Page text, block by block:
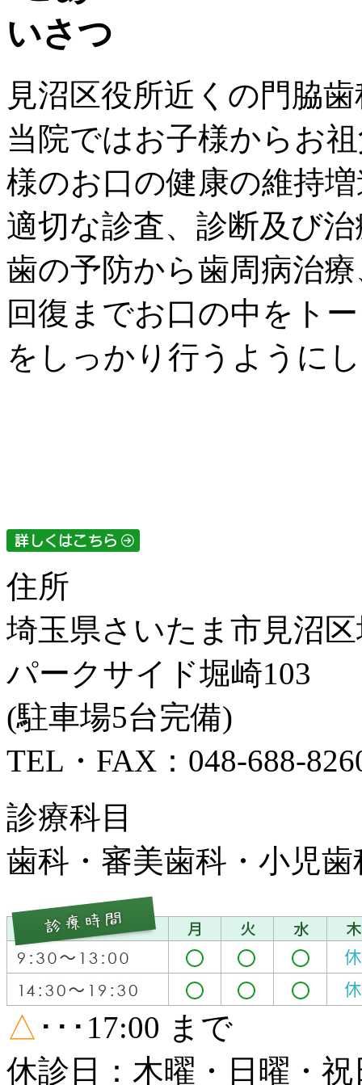
見沼区役所近くの門脇
当院ではお子様からお
様のお口の健康の維持
適切な診査、診断及び
歯の予防から歯周病治
回復までお口の中をト
をしっかり行うように
住所
埼玉県さいたま市見沼
パークサイド堀崎103
(駐車場5台完備)
TEL・FAX：048-688-
診療科目
歯科・審美歯科・小児
△ ･･･17:00 まで
休診日：木曜・日曜・祝